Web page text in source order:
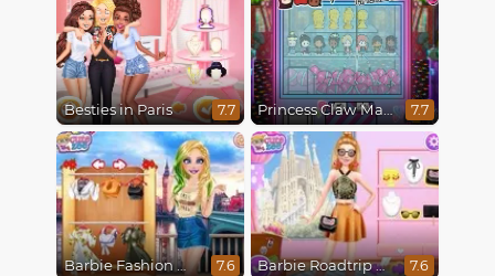
Besties in Paris 7.7 Princess Claw Machine 7.7
Barbie Fashion Week Model 7.6 Barbie Roadtrip Adventure 7.6